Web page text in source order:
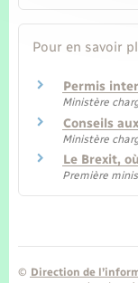
Pour en savoir
Permis
Ministère
Conseils
Ministère
Le Brexit,
Première
© Direction de